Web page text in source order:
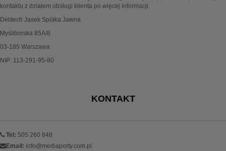
kontaktu z działem obsługi klienta po więcej informacji.
Delitech Jasek Spółka Jawna
Myśliborska 85A/8
03-185 Warszawa
NIP: 113-291-95-80
KONTAKT
Tel: 505 260 848
Email: info@mediaporty.com.pl